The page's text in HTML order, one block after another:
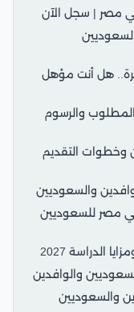
في مصر | سجل الآن
هل أنت مؤهل
والرسوم
التقديم
والسعوديين
مصر للسعوديين
الدراسة 2027
والوافدين
والسعوديين